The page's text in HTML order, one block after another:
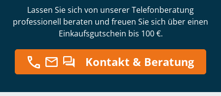
Lassen Sie sich von unserer Telefonberatung
professionell beraten und freuen Sie sich über einen
Einkaufsgutschein bis 100 €.
Kontakt & Beratung